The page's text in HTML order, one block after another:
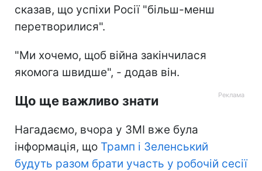
сказав, що успіхи Росії "більш-менш
перетворилися".
"Ми хочемо, щоб війна закінчилася
якомога швидше", - додав він.
Що ще важливо знати
Нагадаємо, вчора у ЗМІ вже була
інформація, що Трамп і Зеленський
будуть разом брати участь у робочій сесії